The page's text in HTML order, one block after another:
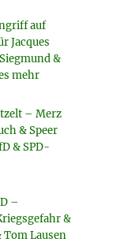
auf
Jacques
&
mehr
– Merz
& Speer
& SPD-
–
&
Tom Lausen